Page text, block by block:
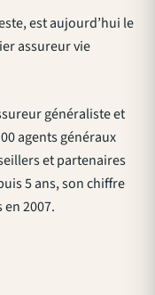
est aujourd’hui le
assureur vie
généraliste et
agents généraux
et partenaires
5 ans, son chiffre
2007.